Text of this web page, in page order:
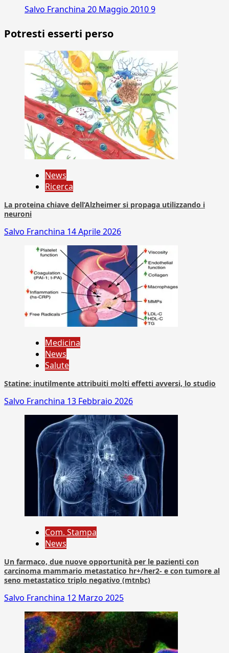
Salvo Franchina 20 Maggio 20109
Potresti esserti perso
News
Ricerca
La proteina chiave dell’Alzheimer si propaga utilizzando i
neuroni
Salvo Franchina 14 Aprile 2026
Medicina
News
Salute
Statine: inutilmente attribuiti molti effetti avversi, lo studio
Salvo Franchina 13 Febbraio 2026
Com. Stampa
News
Un farmaco, due nuove opportunità per le pazienti con
carcinoma mammario metastatico hr+/her2- e con tumore al
seno metastatico triplo negativo (mtnbc)
Salvo Franchina 12 Marzo 2025